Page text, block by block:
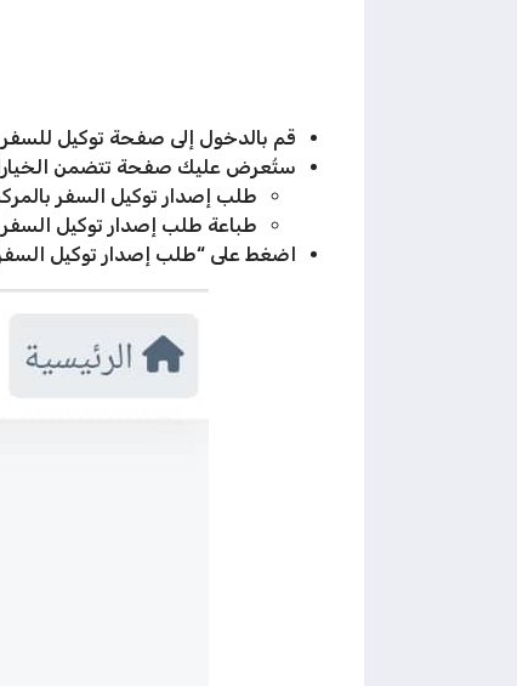
قم بالدخول إلى صفحة توكيل للسفر
ستُعرض عليك صفحة تتضمن
طلب إصدار توكيل السفر
طباعة طلب إصدار توكيل السفر
اضغط على “طلب إصدار توكيل السفر